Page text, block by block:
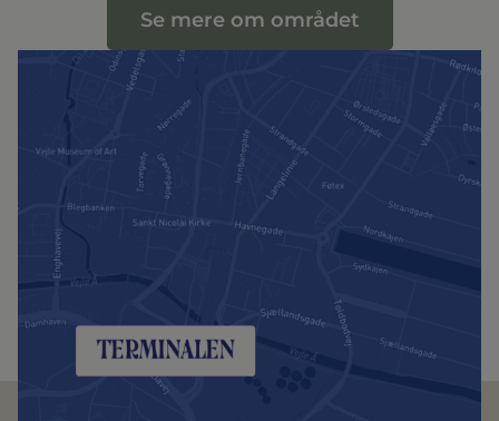
Se mere om området